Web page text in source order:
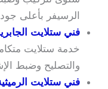
الرسيفر بأعلى
فني ستلايت
خدمة ستلايت
والتصليح وضبط
فني ستلايت